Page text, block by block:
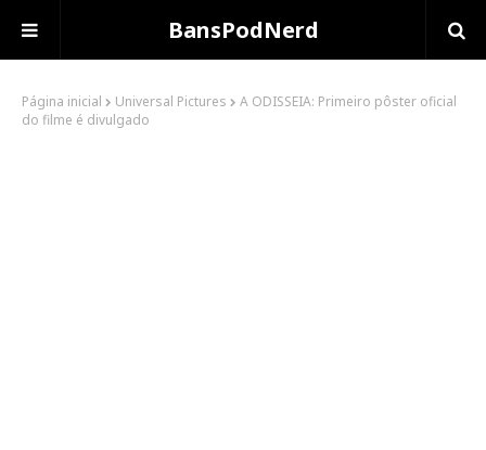
BansPodNerd
Página inicial Universal Pictures
A ODISSEIA: Primeiro pôster oficial
do filme é divulgado